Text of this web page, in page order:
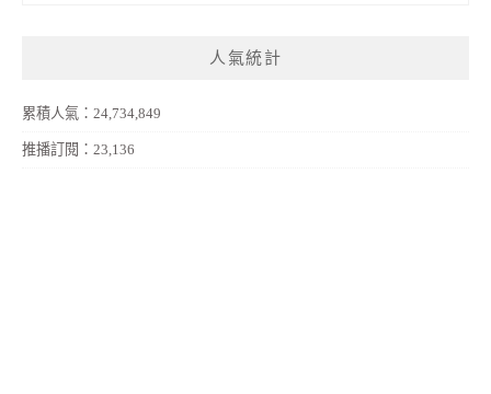
人氣統計
累積人氣：24,734,849
推播訂閱：23,136